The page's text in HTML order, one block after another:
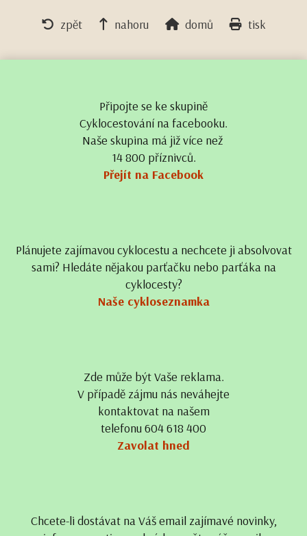
zpět nahoru domů tisk
Připojte se ke skupině
Cyklocestování na facebooku.
Naše skupina má již více než
14 800 příznivců.
Přejít na Facebook
Plánujete zajímavou cyklocestu a nechcete ji absolvovat
sami? Hledáte nějakou parťačku nebo parťáka na
cyklocesty?
Naše cykloseznamka
Zde může být Vaše reklama.
V případě zájmu nás neváhejte
kontaktovat na našem
telefonu 604 618 400
Zavolat hned
Chcete-li dostávat na Váš email zajímavé novinky,